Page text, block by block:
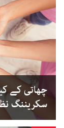
چھاتی کے
سکریننگ